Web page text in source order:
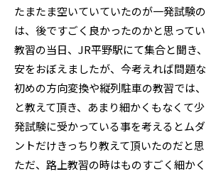
たまたま空いていていたのが一発試験
は、後ですごく良かったのかと思ってい
教習の当日、JR平野駅にて集合と聞き
安をおぼえましたが、今考えれば問題な
初めの方向変換や縦列駐車の教習では
と教えて頂き、あまり細かくもなくて
発試験に受かっている事を考えるとム
ントだけきっちり教えて頂いたのだと思
ただ、路上教習の時はものすごく細か